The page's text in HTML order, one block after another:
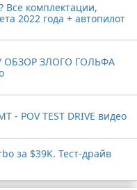
Все комплектации,
2022 года + автопилот
ОБЗОР ЗЛОГО ГОЛЬФА
- POV TEST DRIVE видео
за $39K. Тест-драйв